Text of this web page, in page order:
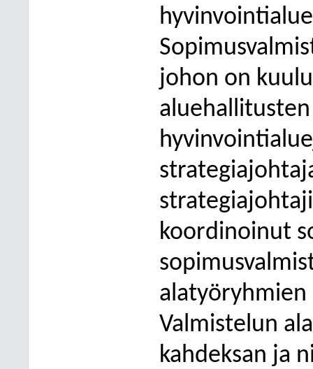
johon on
koordinoinut
alatyöryhmien
Valmistelun
kahdeksan ja